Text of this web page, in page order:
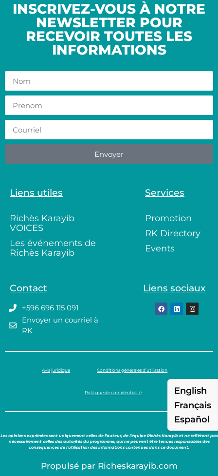
INSCRIVEZ-VOUS À NOTRE
NEWSLETTER POUR
RECEVOIR TOUTES LES
INFORMATIONS
Envoyer
Liens utiles
Richès Karayib
VOICES
Les événements de
Richès Karayib
Services
Promotion
RK Directory
Events
Contact
+596 696 115 091
Envoyer un courriel à
RK
Liens sociaux
Avis juridique Conditions générales d’utilisation
Politique de confidentialité
Les opinions exprimées sont uniquement celles de l’auteur, de l’équipe Richès Karayib et ne reflètent pas
nécessairement celles des autorités du programme, qui ne peuvent être tenues responsables des
conséquences de l’utilisation des informations contenues dans ce document.
Propulsé par Richeskarayib.com
English
Français
Español